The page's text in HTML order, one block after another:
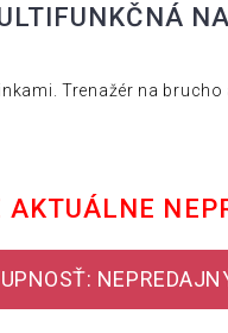
Trenažér na brucho
AKTUÁLNE